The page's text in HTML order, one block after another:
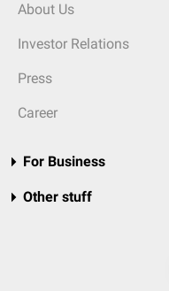
About Us
Investor Relations
Press
Career
For Business
Other stuff